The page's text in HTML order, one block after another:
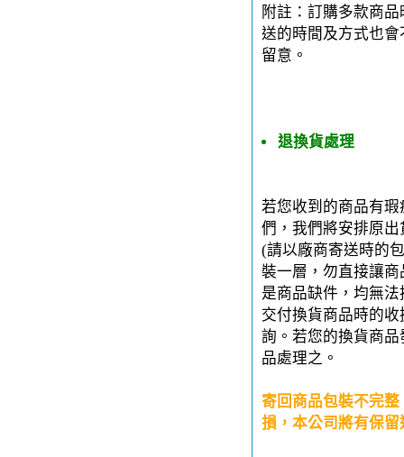
附註：訂購多款商
送的時間及方式也
留意。
退換貨處理
若您收到的商品有
們，我們將安排原
(請以廠商寄送時的
裝一層，勿直接讓
是商品缺件，均無
交付換貨商品時的
詢。若您的換貨商
品處理之。
寄回商品包裝不完
損，本公司將有保